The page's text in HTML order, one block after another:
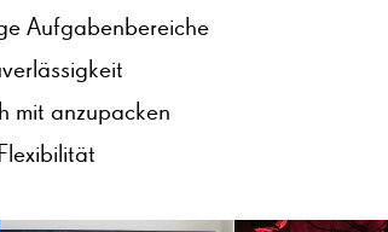
Aufgabenbereiche
mit anzupacken